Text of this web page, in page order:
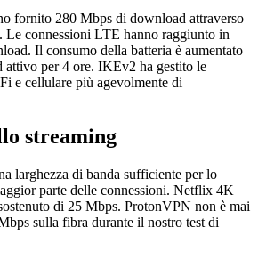
fornito 280 Mbps di download attraverso
connessioni LTE hanno raggiunto in
Il consumo della batteria è aumentato
attivo per 4 ore. IKEv2 ha gestito le
e cellulare più agevolmente di
streaming
larghezza di banda sufficiente per lo
parte delle connessioni. Netflix 4K
di 25 Mbps. ProtonVPN non è mai
sulla fibra durante il nostro test di